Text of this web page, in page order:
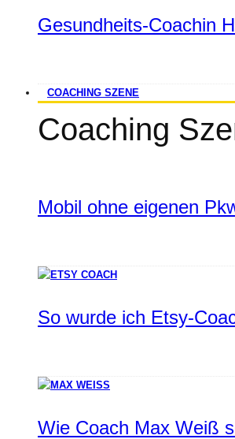
Gesundheits-Coachin
COACHING SZENE
Coaching
Mobil ohne eigenen
So wurde ich Etsy-
Wie Coach Max Weiß